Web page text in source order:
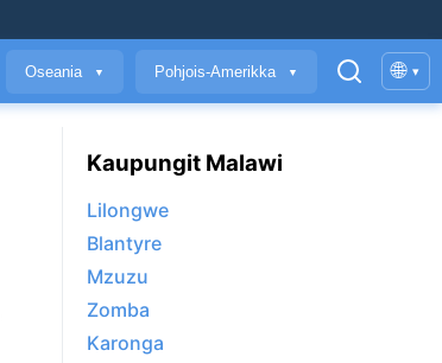
Oseania ▼ Pohjois-Amerikka ▼ 🌐 ▾
Kaupungit Malawi
Lilongwe
Blantyre
Mzuzu
Zomba
Karonga